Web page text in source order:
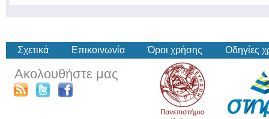
Σχετικά Επικοινωνία Όροι χρήσης Οδηγίες
Ακολουθήστε μας